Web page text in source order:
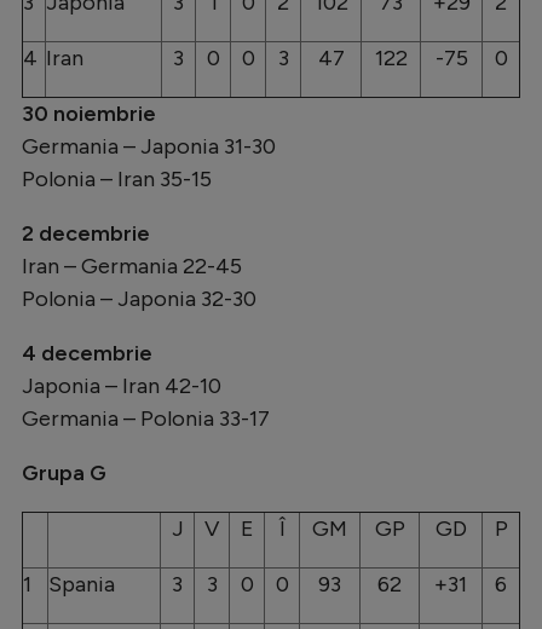
4 Iran 3 0 0 3 47 122 -75 0
30 noiembrie
Germania – Japonia 31-30
Polonia – Iran 35-15
2 decembrie
Iran – Germania 22-45
Polonia – Japonia 32-30
4 decembrie
Japonia – Iran 42-10
Germania – Polonia 33-17
Grupa G
J V E Î GM GP GD P
1 Spania 3 3 0 0 93 62 +31 6